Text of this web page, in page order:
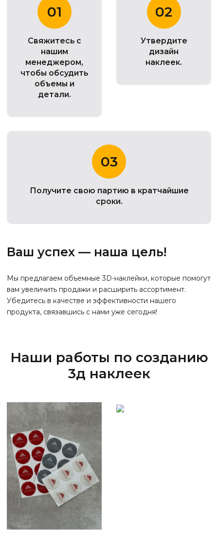
01
Свяжитесь с
нашим
менеджером,
чтобы обсудить
объемы и
детали.
02
Утвердите
дизайн
наклеек.
03
Получите свою партию в кратчайшие
сроки.
Ваш успех — наша цель!
Мы предлагаем объемные 3D-наклейки, которые помогут
вам увеличить продажи и расширить ассортимент.
Убедитесь в качестве и эффективности нашего
продукта, связавшись с нами уже сегодня!
Наши работы по созданию
3д наклеек